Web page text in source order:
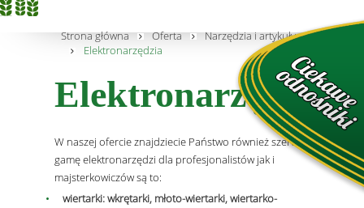
Strona główna Oferta
Narzędzia i artykuły metalowe
Elektronarzędzia
Elektronarzędzia
W naszej ofercie znajdziecie Państwo również szeroką
gamę elektronarzędzi dla profesjonalistów jak i
majsterkowiczów są to:
wiertarki: wkrętarki, młoto-wiertarki, wiertarko-